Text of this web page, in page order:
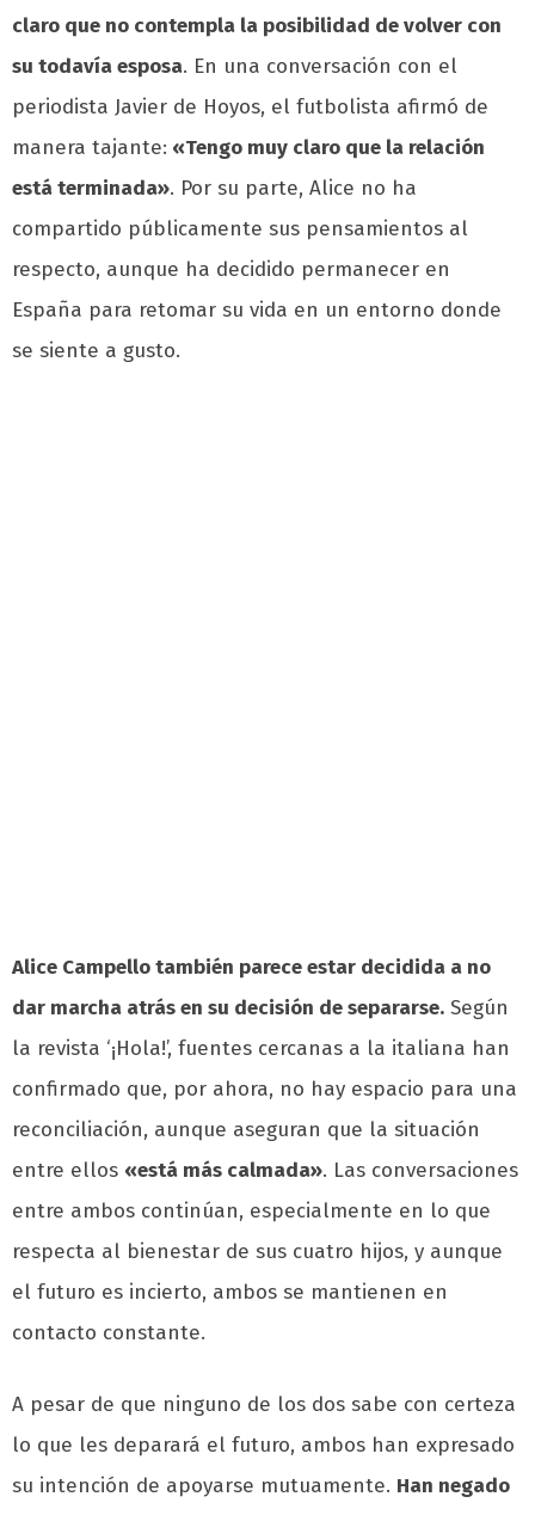
claro que no contempla la posibilidad de volver con
su todavía esposa. En una conversación con el
periodista Javier de Hoyos, el futbolista afirmó de
manera tajante: «Tengo muy claro que la relación
está terminada». Por su parte, Alice no ha
compartido públicamente sus pensamientos al
respecto, aunque ha decidido permanecer en
España para retomar su vida en un entorno donde
se siente a gusto.
Alice Campello también parece estar decidida a no
dar marcha atrás en su decisión de separarse. Según
la revista ‘¡Hola!’, fuentes cercanas a la italiana han
confirmado que, por ahora, no hay espacio para una
reconciliación, aunque aseguran que la situación
entre ellos «está más calmada». Las conversaciones
entre ambos continúan, especialmente en lo que
respecta al bienestar de sus cuatro hijos, y aunque
el futuro es incierto, ambos se mantienen en
contacto constante.
A pesar de que ninguno de los dos sabe con certeza
lo que les deparará el futuro, ambos han expresado
su intención de apoyarse mutuamente. Han negado